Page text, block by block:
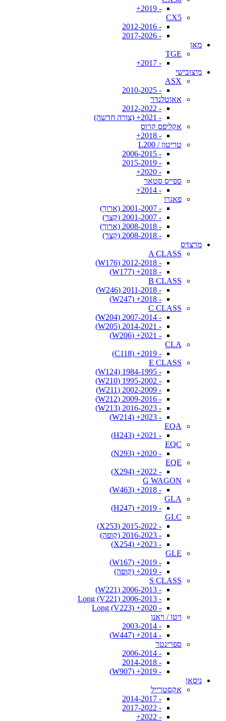
- 2019+
CX5
- 2012-2016
- 2017-2026
מאן
TGE
- 2017+
מיצובישי
ASX
- 2010-2025
אאוטלנדר
- 2012-2022
- 2021+ (צורה חדשה)
אקליפס קרוס
- 2018+
טריטון / L200
- 2006-2015
- 2015-2019
- 2020+
ספייס סטאר
- 2014+
פאגרו
- 2001-2007 (ארוך)
- 2001-2007 (קצר)
- 2008-2018 (ארוך)
- 2008-2018 (קצר)
מרצדס
A CLASS
- 2012-2018 (W176)
- 2018+ (W177)
B CLASS
- 2011-2018 (W246)
- 2018+ (W247)
C CLASS
- 2007-2014 (W204)
- 2014-2021 (W205)
- 2021+ (W206)
CLA
- 2019+ (C118)
E CLASS
- 1984-1995 (W124)
- 1995-2002 (W210)
- 2002-2009 (W211)
- 2009-2016 (W212)
- 2016-2023 (W213)
- 2023+ (W214)
EQA
- 2021+ (H243)
EQC
- 2020+ (N293)
EQE
- 2022+ (X294)
G WAGON
- 2018+ (W463)
GLA
- 2019+ (H247)
GLC
- 2015-2022 (X253)
- 2016-2023 (קופה)
- 2023+ (X254)
GLE
- 2019+ (W167)
- 2019+ (קופה)
S CLASS
- 2006-2013 (W221)
- 2006-2013 Long (V221)
- 2020+ Long (V223)
ויטו / ויאנו
- 2003-2014
- 2014+ (W447)
ספרינטר
- 2006-2014
- 2014-2018
- 2019+ (W907)
ניסאן
אקסטרייל
- 2014-2017
- 2017-2022
- 2022+